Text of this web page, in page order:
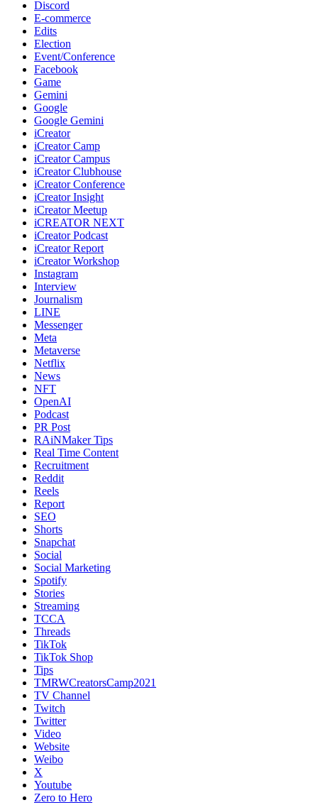
Discord
E-commerce
Edits
Election
Event/Conference
Facebook
Game
Gemini
Google
Google Gemini
iCreator
iCreator Camp
iCreator Campus
iCreator Clubhouse
iCreator Conference
iCreator Insight
iCreator Meetup
iCREATOR NEXT
iCreator Podcast
iCreator Report
iCreator Workshop
Instagram
Interview
Journalism
LINE
Messenger
Meta
Metaverse
Netflix
News
NFT
OpenAI
Podcast
PR Post
RAiNMaker Tips
Real Time Content
Recruitment
Reddit
Reels
Report
SEO
Shorts
Snapchat
Social
Social Marketing
Spotify
Stories
Streaming
TCCA
Threads
TikTok
TikTok Shop
Tips
TMRWCreatorsCamp2021
TV Channel
Twitch
Twitter
Video
Website
Weibo
X
Youtube
Zero to Hero